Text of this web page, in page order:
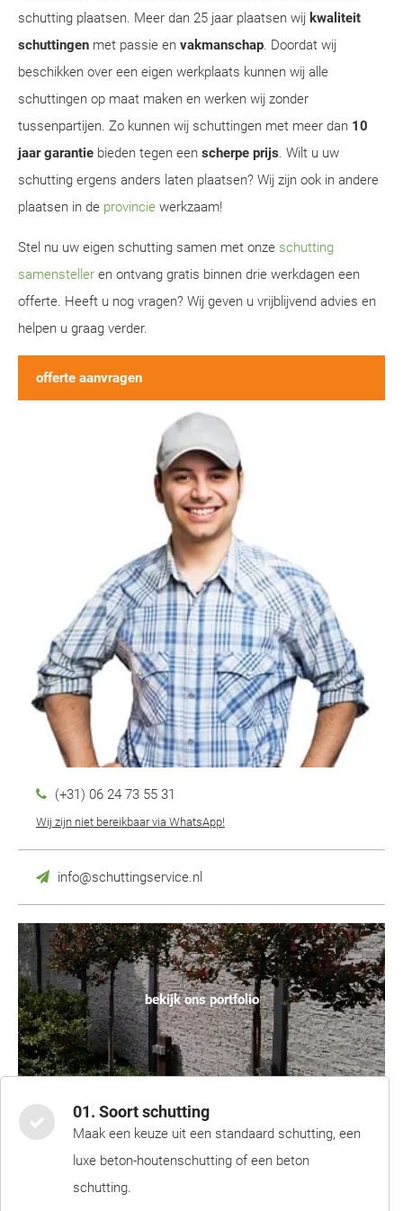
schutting plaatsen. Meer dan 25 jaar plaatsen wij kwaliteit
schuttingen met passie en vakmanschap. Doordat wij
beschikken over een eigen werkplaats kunnen wij alle
schuttingen op maat maken en werken wij zonder
tussenpartijen. Zo kunnen wij schuttingen met meer dan 10
jaar garantie bieden tegen een scherpe prijs. Wilt u uw
schutting ergens anders laten plaatsen? Wij zijn ook in andere
plaatsen in de provincie werkzaam!
Stel nu uw eigen schutting samen met onze schutting
samensteller en ontvang gratis binnen drie werkdagen een
offerte. Heeft u nog vragen? Wij geven u vrijblijvend advies en
helpen u graag verder.
offerte aanvragen
(+31) 06 24 73 55 31
Wij zijn niet bereikbaar via WhatsApp!
info@schuttingservice.nl
bekijk ons portfolio
01. Soort schutting
Maak een keuze uit een standaard schutting, een
luxe beton-houtenschutting of een beton
schutting.